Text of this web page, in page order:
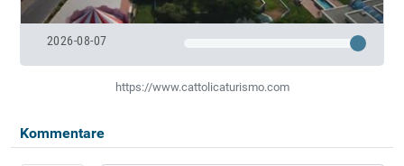
2026-08-07
https://www.cattolicaturismo.com
Kommentare